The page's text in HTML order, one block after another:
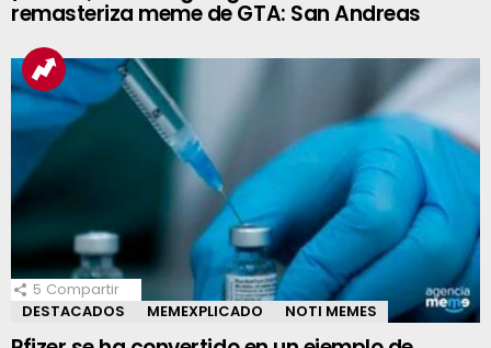
remasteriza meme de GTA: San Andreas
5 Compartir
DESTACADOS
MEMEXPLICADO NOTI MEMES